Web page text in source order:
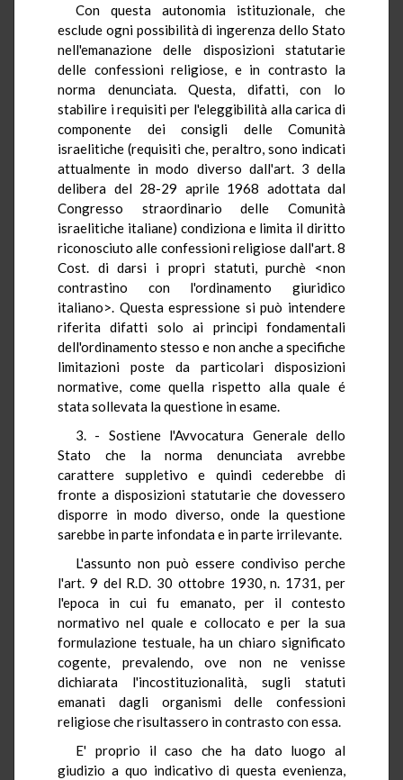
Con questa autonomia istituzionale, che
esclude ogni possibilità di ingerenza dello Stato
nell'emanazione delle disposizioni statutarie
delle confessioni religiose, e in contrasto la
norma denunciata. Questa, difatti, con lo
stabilire i requisiti per l'eleggibilità alla carica di
componente dei consigli delle Comunità
israelitiche (requisiti che, peraltro, sono indicati
attualmente in modo diverso dall'art. 3 della
delibera del 28-29 aprile 1968 adottata dal
Congresso straordinario delle Comunità
israelitiche italiane) condiziona e limita il diritto
riconosciuto alle confessioni religiose dall'art. 8
Cost. di darsi i propri statuti, purchè <non
contrastino con l'ordinamento giuridico
italiano>. Questa espressione si può intendere
riferita difatti solo ai principi fondamentali
dell'ordinamento stesso e non anche a specifiche
limitazioni poste da particolari disposizioni
normative, come quella rispetto alla quale é
stata sollevata la questione in esame.
3. - Sostiene l'Avvocatura Generale dello
Stato che la norma denunciata avrebbe
carattere suppletivo e quindi cederebbe di
fronte a disposizioni statutarie che dovessero
disporre in modo diverso, onde la questione
sarebbe in parte infondata e in parte irrilevante.
L'assunto non può essere condiviso perche
l'art. 9 del R.D. 30 ottobre 1930, n. 1731, per
l'epoca in cui fu emanato, per il contesto
normativo nel quale e collocato e per la sua
formulazione testuale, ha un chiaro significato
cogente, prevalendo, ove non ne venisse
dichiarata l'incostituzionalità, sugli statuti
emanati dagli organismi delle confessioni
religiose che risultassero in contrasto con essa.
E' proprio il caso che ha dato luogo al
giudizio a quo indicativo di questa evenienza,